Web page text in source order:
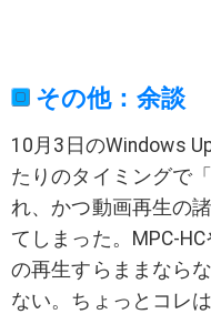
その他：余談
10月3日のWindows
たりのタイミングで
れ、かつ動画再生の
てしまった。MPC-
の再生すらままなら
ない。ちょっとコレ